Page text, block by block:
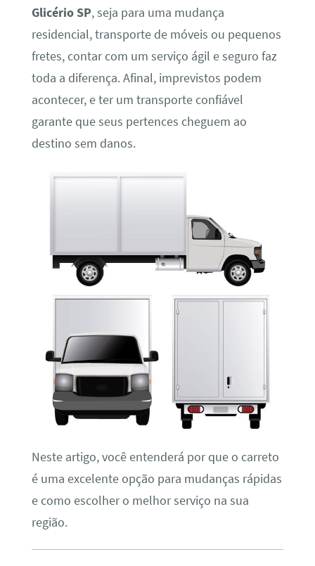
Glicério SP, seja para uma mudança
residencial, transporte de móveis ou pequenos
fretes, contar com um serviço ágil e seguro faz
toda a diferença. Afinal, imprevistos podem
acontecer, e ter um transporte confiável
garante que seus pertences cheguem ao
destino sem danos.
Neste artigo, você entenderá por que o carreto
é uma excelente opção para mudanças rápidas
e como escolher o melhor serviço na sua
região.